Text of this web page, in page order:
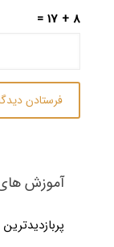
8 + 17 =
آموزش